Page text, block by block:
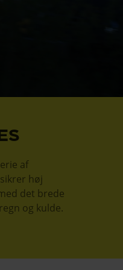
af
høj
det brede
og kulde.